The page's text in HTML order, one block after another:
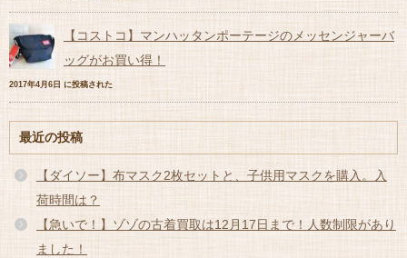
【コストコ】マンハッタンポーテージのメッセンジャーバ
ッグがお買い得！
2017年4月6日 に投稿された
最近の投稿
【ダイソー】布マスク2枚セットと、子供用マスクを購入。入
荷時間は？
【急いで！】ゾゾの古着買取は12月17日まで！人数制限があり
ました！